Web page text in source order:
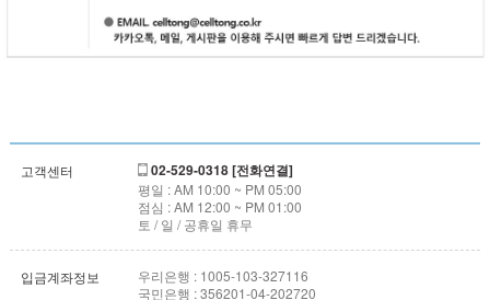
고객센터 02-529-0318 [전화연결]
평일 : AM 10:00 ~ PM 05:00
점심 : AM 12:00 ~ PM 01:00
토 / 일 / 공휴일 휴무
입금계좌정보
우리은행 : 1005-103-327116
국민은행 : 356201-04-202720